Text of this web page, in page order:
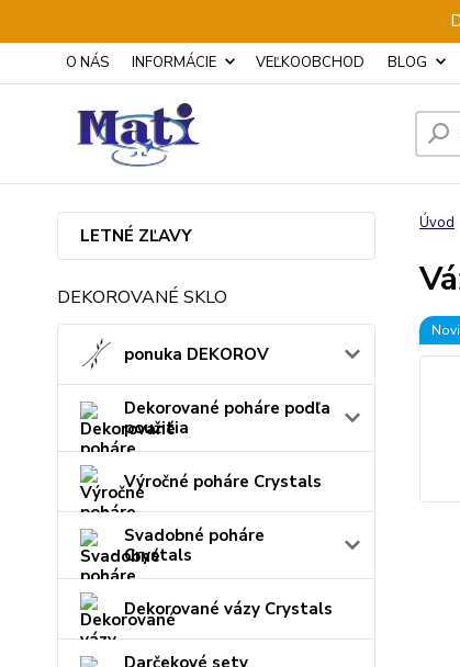
O NÁS INFORMÁCIE VEĽKOOBCHOD BLOG
LETNÉ ZĽAVY
DEKOROVANÉ SKLO
ponuka DEKOROV
Dekorované poháre podľa
použitia
Výročné poháre Crystals
Svadobné poháre
Crystals
Dekorované vázy Crystals
Darčekové sety
Úvod